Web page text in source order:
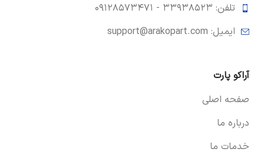
تلفن: ۳۳۹۳۸۵۲۳ -
۰۹۱۲۸۵۷۳۴۷۱
ایمیل: support@arakopart.com
آراکو پارت
صفحه اصلی
درباره ما
خدمات ما